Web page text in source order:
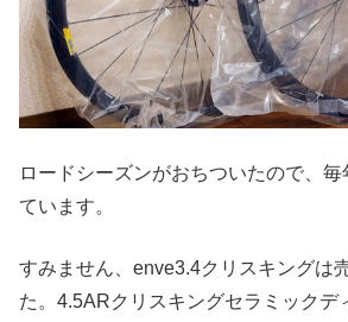
ロードシーズンがおちついたので、
ています。
すみません、enve3.4クリスキングは
た。4.5ARクリスキングセラミックデ